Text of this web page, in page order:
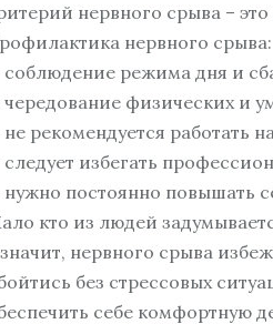
нервного срыва –
нервного срыва:
режима дня и
физических и
рекомендуется работать
избегать
постоянно повышать
кто из людей
нервного срыва
без стрессовых
себе комфортную